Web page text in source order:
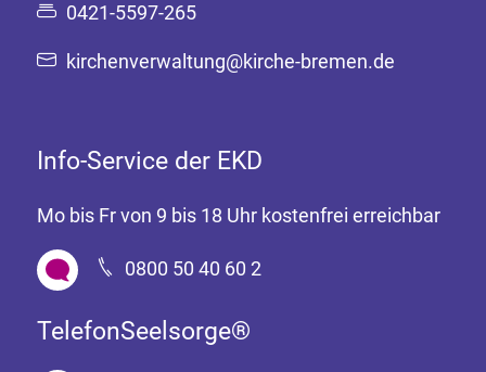
0421-5597-265
kirchenverwaltung@kirche-bremen.de
Info-Service der EKD
Mo bis Fr von 9 bis 18 Uhr kostenfrei erreichbar
0800 50 40 60 2
TelefonSeelsorge®